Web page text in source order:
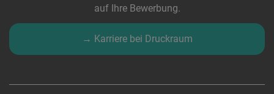
auf Ihre Bewerbung.
→ Karriere bei Druckraum